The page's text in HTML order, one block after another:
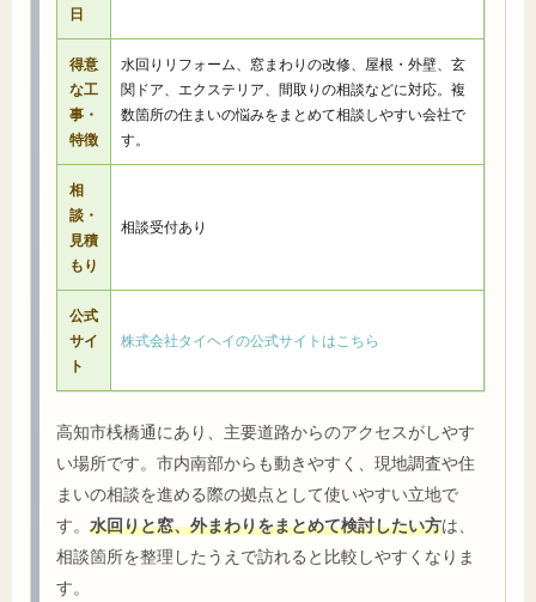
日
得意
な工
事・
特徴
水回りリフォーム、窓まわりの改修、屋根・外壁、玄
関ドア、エクステリア、間取りの相談などに対応。複
数箇所の住まいの悩みをまとめて相談しやすい会社で
す。
相
談・
見積
もり
相談受付あり
公式
サイ
ト
株式会社タイヘイの公式サイトはこちら
高知市桟橋通にあり、主要道路からのアクセスがしやす
い場所です。市内南部からも動きやすく、現地調査や住
まいの相談を進める際の拠点として使いやすい立地で
す。 水回りと窓、外まわりをまとめて検討したい方は、
相談箇所を整理したうえで訪れると比較しやすくなりま
す。